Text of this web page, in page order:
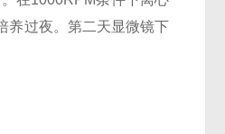
养过夜。第二天显微镜下